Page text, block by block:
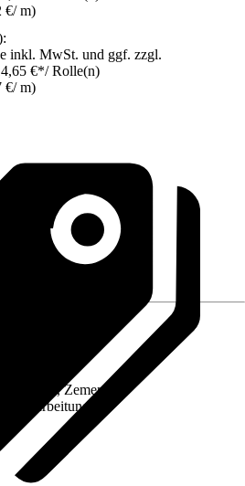
€/ m)
inkl. MwSt. und ggf. zzgl.
€*/ Rolle(n)
€/ m)
Beton, Zement
Verarbeitung